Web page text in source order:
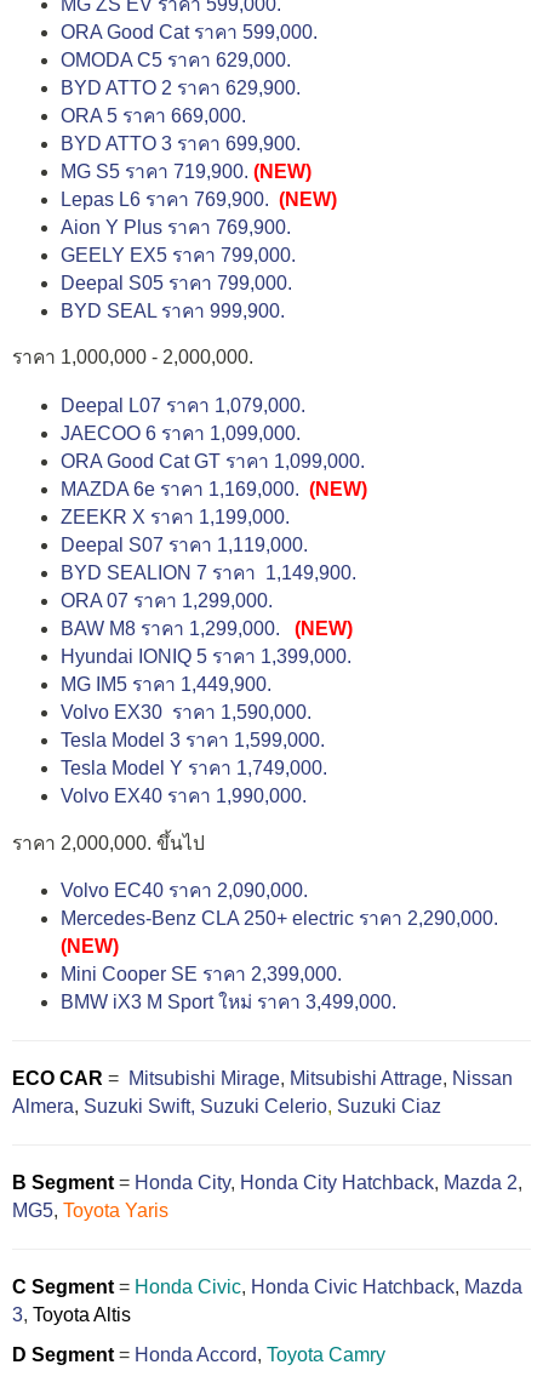
ORA Good Cat ราคา 599,000.
OMODA C5 ราคา 629,000.
BYD ATTO 2 ราคา 629,900.
ORA 5 ราคา 669,000.
BYD ATTO 3 ราคา 699,900.
MG S5 ราคา 719,900. (NEW)
Lepas L6 ราคา 769,900. (NEW)
Aion Y Plus ราคา 769,900.
GEELY EX5 ราคา 799,000.
Deepal S05 ราคา 799,000.
BYD SEAL ราคา 999,900.
ราคา 1,000,000 - 2,000,000.
Deepal L07 ราคา 1,079,000.
JAECOO 6 ราคา 1,099,000.
ORA Good Cat GT ราคา 1,099,000.
MAZDA 6e ราคา 1,169,000. (NEW)
ZEEKR X ราคา 1,199,000.
Deepal S07 ราคา 1,119,000.
BYD SEALION 7 ราคา 1,149,900.
ORA 07 ราคา 1,299,000.
BAW M8 ราคา 1,299,000.
(NEW)
Hyundai IONIQ 5 ราคา 1,399,000.
MG IM5 ราคา 1,449,900.
Volvo EX30 ราคา 1,590,000.
Tesla Model 3 ราคา 1,599,000.
Tesla Model Y ราคา 1,749,000.
Volvo EX40 ราคา 1,990,000.
ราคา 2,000,000. ขึ้นไป
Volvo EC40 ราคา 2,090,000.
Mercedes-Benz CLA 250+ electric ราคา 2,290,000.
(NEW)
Mini Cooper SE ราคา 2,399,000.
BMW iX3 M Sport ใหม่ ราคา 3,499,000.
ECO CAR = Mitsubishi Mirage, Mitsubishi Attrage, Nissan
Almera, Suzuki Swift, Suzuki Celerio, Suzuki Ciaz
B Segment = Honda City, Honda City Hatchback, Mazda 2,
MG5, Toyota Yaris
C Segment = Honda Civic, Honda Civic Hatchback, Mazda
3, Toyota Altis
D Segment = Honda Accord, Toyota Camry